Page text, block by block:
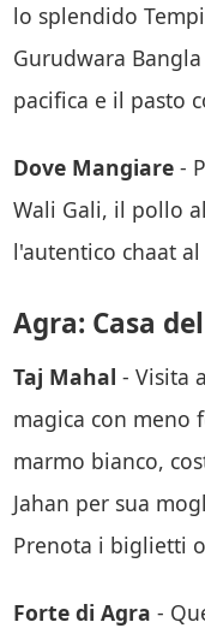
lo splendido
Gurudwara
pacifica e il pasto
Dove Mangiare-
Wali Gali, il pollo
l'autentico chaat
Agra: Casa
Taj Mahal - Visita
magica con meno
marmo bianco,
Jahan per sua
Prenota i biglietti
Forte di Agra -